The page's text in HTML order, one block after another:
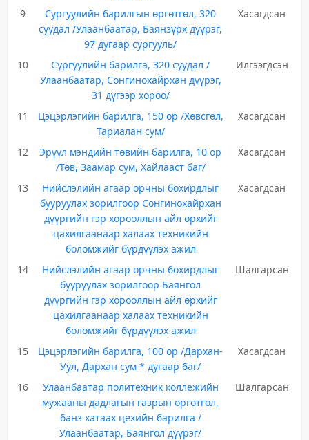
9
Сургуулийн барилгын өргөтгөл, 320
суудал /Улаанбаатар, Баянзүрх дүүрэг,
97 дугаар сургууль/
Хасагдсан
10
Сургуулийн барилга, 320 суудал /
Улаанбаатар, Сонгинохайрхан дүүрэг,
31 дүгээр хороо/
Илгээгдсэн
11
Цэцэрлэгийн барилга, 150 ор /Хөвсгөл,
Тариалан сум/
Хасагдсан
12
Эрүүл мэндийн төвийн барилга, 10 ор
/Төв, Заамар сум, Хайлааст баг/
Хасагдсан
13
Нийслэлийн агаар орчны бохирдлыг
бууруулах зорилгоор Сонгинохайрхан
дүүргийн гэр хорооллын айл өрхийг
цахилгаанаар халаах техникийн
боломжийг бүрдүүлэх ажил
Хасагдсан
14
Нийслэлийн агаар орчны бохирдлыг
бууруулах зорилгоор Баянгол
дүүргийн гэр хорооллын айл өрхийг
цахилгаанаар халаах техникийн
боломжийг бүрдүүлэх ажил
Шалгарсан
15
Цэцэрлэгийн барилга, 100 ор /Дархан-
Уул, Дархан сум * дугаар баг/
Хасагдсан
16
Улаанбаатар политехник коллежийн
мужааны дадлагын газрын өргөтгөл,
банз хатаах цехийн барилга /
Улаанбаатар, Баянгол дүүрэг/
Шалгарсан